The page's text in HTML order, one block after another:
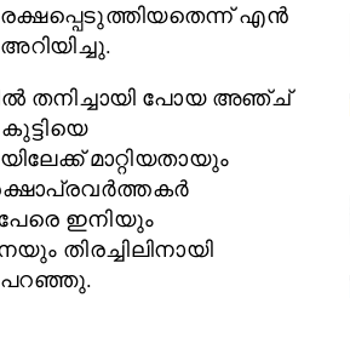
എൻ
തനിച്ചായി പോയ അഞ്ച്
മാറ്റിയതായും
ഇനിയും
തിരച്ചിലിനായി
പറഞ്ഞു.